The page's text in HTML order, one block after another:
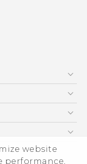
website
performance,
kılavuzu